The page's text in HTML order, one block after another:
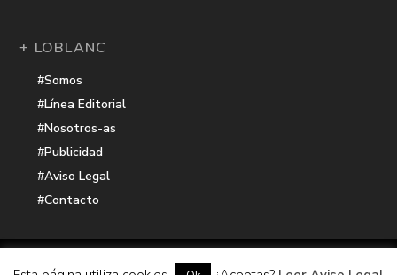
+ LOBLANC
#Somos
#Línea Editorial
#Nosotros-as
#Publicidad
#Aviso Legal
#Contacto
Electrico Romance